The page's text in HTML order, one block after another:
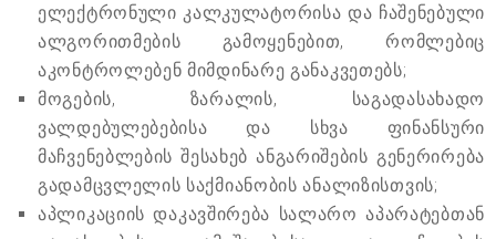
ელექტრონული კალკულატორისა და ჩაშენებული
ალგორითმების გამოყენებით, რომლებიც
აკონტროლებენ მიმდინარე განაკვეთებს;
მოგების, ზარალის, საგადასახადო
ვალდებულებებისა და სხვა ფინანსური
მაჩვენებლების შესახებ ანგარიშების გენერირება
გადამცვლელის საქმიანობის ანალიზისთვის;
აპლიკაციის დაკავშირება სალარო აპარატებთან